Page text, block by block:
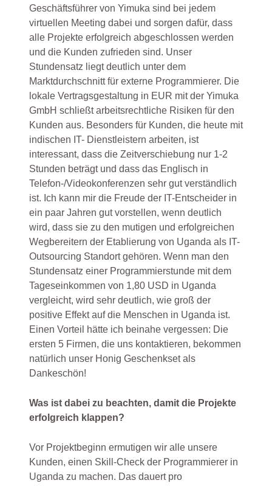
Geschäftsführer von Yimuka sind bei jedem
virtuellen Meeting dabei und sorgen dafür, dass
alle Projekte erfolgreich abgeschlossen werden
und die Kunden zufrieden sind. Unser
Stundensatz liegt deutlich unter dem
Marktdurchschnitt für externe Programmierer. Die
lokale Vertragsgestaltung in EUR mit der Yimuka
GmbH schließt arbeitsrechtliche Risiken für den
Kunden aus. Besonders für Kunden, die heute mit
indischen IT- Dienstleistern arbeiten, ist
interessant, dass die Zeitverschiebung nur 1-2
Stunden beträgt und dass das Englisch in
Telefon-/Videokonferenzen sehr gut verständlich
ist. Ich kann mir die Freude der IT-Entscheider in
ein paar Jahren gut vorstellen, wenn deutlich
wird, dass sie zu den mutigen und erfolgreichen
Wegbereitern der Etablierung von Uganda als IT-
Outsourcing Standort gehören. Wenn man den
Stundensatz einer Programmierstunde mit dem
Tageseinkommen von 1,80 USD in Uganda
vergleicht, wird sehr deutlich, wie groß der
positive Effekt auf die Menschen in Uganda ist.
Einen Vorteil hätte ich beinahe vergessen: Die
ersten 5 Firmen, die uns kontaktieren, bekommen
natürlich unser Honig Geschenkset als
Dankeschön!
Was ist dabei zu beachten, damit die Projekte
erfolgreich klappen?
Vor Projektbeginn ermutigen wir alle unsere
Kunden, einen Skill-Check der Programmierer in
Uganda zu machen. Das dauert pro